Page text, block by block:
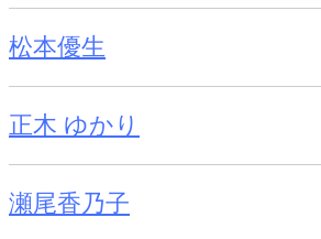
松本優生
正木 ゆかり
瀬尾香乃子